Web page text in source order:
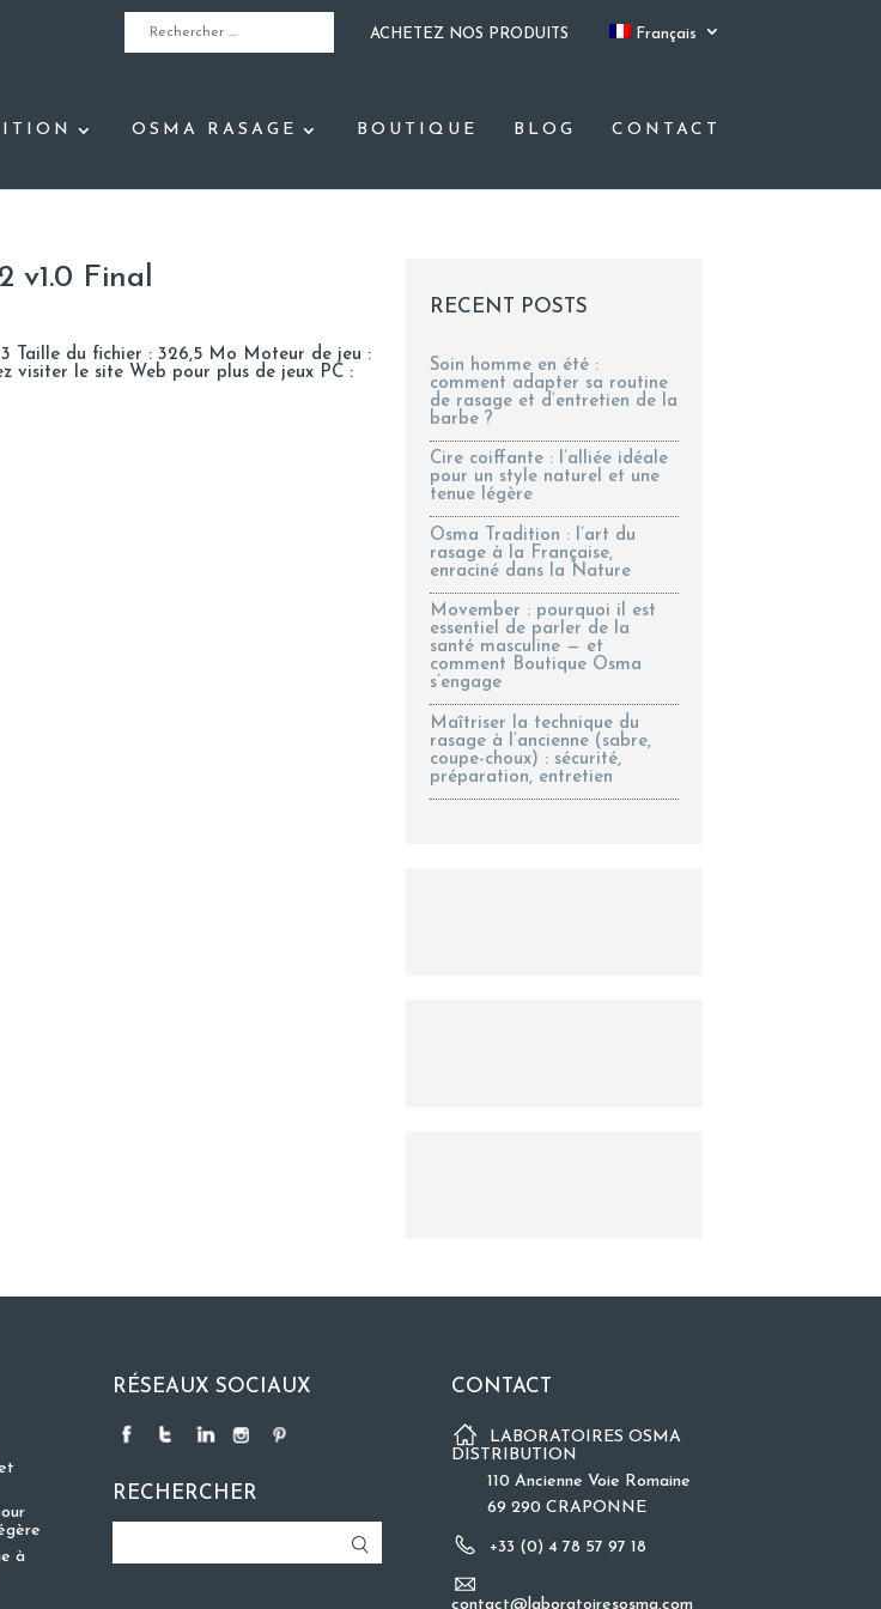
ACHETEZ NOS PRODUITS Français
OSMA RASAGE BOUTIQUE BLOG CONTACT
v1.0 Final
Taille du fichier : 326,5 Mo Moteur de jeu :
visiter le site Web pour plus de jeux PC :
RECENT POSTS
Soin homme en été :
comment adapter sa routine
de rasage et d’entretien de la
barbe ?
Cire coiffante : l’alliée idéale
pour un style naturel et une
tenue légère
Osma Tradition : l’art du
rasage à la Française,
enraciné dans la Nature
Movember : pourquoi il est
essentiel de parler de la
santé masculine — et
comment Boutique Osma
s’engage
Maîtriser la technique du
rasage à l’ancienne (sabre,
coupe-choux) : sécurité,
préparation, entretien
à
RÉSEAUX SOCIAUX
RECHERCHER
CONTACT
LABORATOIRES OSMA
DISTRIBUTION
110 Ancienne Voie Romaine
69 290 CRAPONNE
+33 (0) 4 78 57 97 18
contact@laboratoiresosma.com